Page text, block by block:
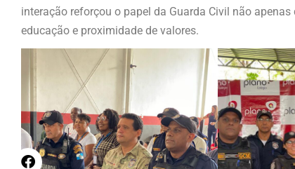
interação reforçou o papel da Guarda Civil não
educação e proximidade de valores.